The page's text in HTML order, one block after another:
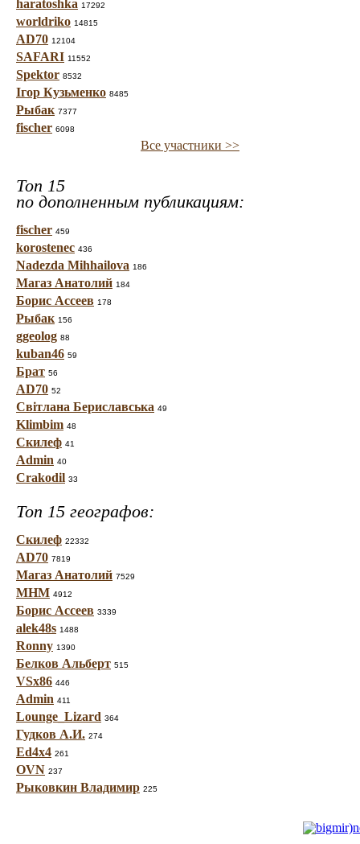
haratoshka 17292
worldriko 14815
AD70 12104
SAFARI 11552
Spektor 8532
Ігор Кузьменко 8485
Рыбак 7377
fischer 6098
Все участники >>
Топ 15
по дополненным публикациям:
fischer 459
korostenec 436
Nadezda Mihhailova 186
Магаз Анатолий 184
Борис Ассеев 178
Рыбак 156
ggeolog 88
kuban46 59
Брат 56
AD70 52
Світлана Бериславська 49
Klimbim 48
Скилеф 41
Admin 40
Crakodil 33
Топ 15 географов:
Скилеф 22332
AD70 7819
Магаз Анатолий 7529
МНМ 4912
Борис Ассеев 3339
alek48s 1488
Ronny 1390
Белков Альберт 515
VSx86 446
Admin 411
Lounge_Lizard 364
Гудков А.И. 274
Ed4x4 261
OVN 237
Рыковкин Владимир 225